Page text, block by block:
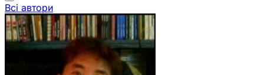
Всі автори